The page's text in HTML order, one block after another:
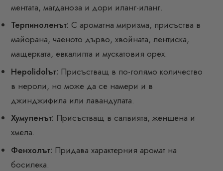
ментата, магданоза и дори иланг-иланг.
Терпинолeнът: С ароматна миризма, присъства в
майорана, чаеното дърво, хвойната, лентиска,
мащерката, евкалипта и мускатовия орех.
Нероlidolът: Присъстващ в по-голямо количество
в нероли, но може да се намери и в
джинджифила или лавандулата.
Хумуленът: Присъстващ в салвията, женшена и
хмела.
Фенхолът: Придава характерния аромат на
босилека.